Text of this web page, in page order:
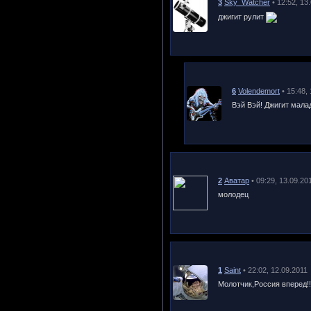
3 Sky_Watcher • 12:52,
джигит рулит
6 Volendemort • 15:48,
Вэй Вэй! Джигит
2 Аватар • 09:29,
молодец
1 Saint • 22:02, 12.09.2011
Молотчик,Россия